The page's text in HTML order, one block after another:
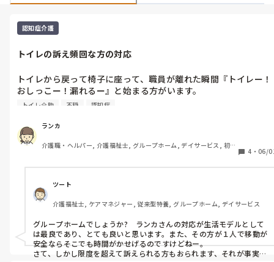
認知症介護
トイレの訴え頻回な方の対応
トイレから戻って椅子に座って、職員が離れた瞬間『トイレー！
おしっこー！漏れるー』と始まる方がいます。
声が大きく、居室にいてもフロアまで響く声量です。逆にフロア
す。
何かしら対応しないと、他の方が不穏になります。「可哀想じゃ
ないのよ」と怒り出したり、「連れて行ってあげてよ〜」と泣い
てしまう方もいます。中には自分も転倒リスク高いのに、トイレ
に連れて行くために立ち上がらせようとする方もいます。
因みに皆さん、一分前にその方がフロアのトイレから出てきて椅
子に座るのを見ていますが、『おしっこー！』と始まると、今ト
イレから戻ったばかりという事実はなかったことになってしまい
ます。
認知症も進んできており、歩行器使用してますが、状態によって
は車椅子対応になります。
トイレ介助 不穏 認知症
ランカ
介護職・ヘルパー, 介護福祉士, グループホーム, デイサービス, 初任
4 ・ 06/
ツート
介護福祉士, ケアマネジャー, 従来型特養, グループホーム, デイサービス
グループホームでしょうか?　ランカさんの対応が生活モデルとして
は最良であり、とても良いと思います。また、その方が１人で移動が
安全ならそこでも時間がかせげるのですけどねー。
さて、しかし限度を超えて訴えられる方もおられます、それが事実で